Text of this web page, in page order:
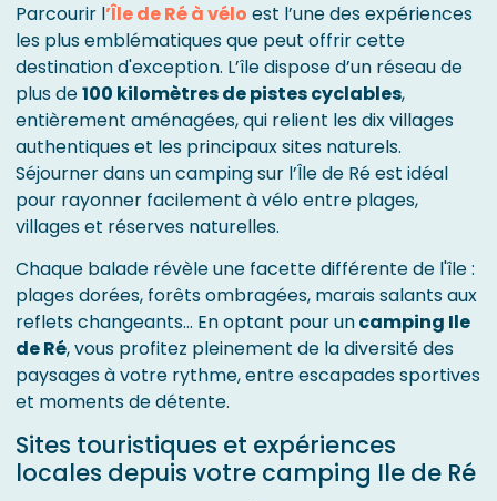
Parcourir l’Île de Ré à vélo est l’une des expériences
les plus emblématiques que peut offrir cette
destination d'exception. L’île dispose d’un réseau de
plus de100 kilomètres de pistes cyclables,
entièrement aménagées, qui relient les dix villages
authentiques et les principaux sites naturels.
Séjourner dans un camping sur l’Île de Ré est idéal
pour rayonner facilement à vélo entre plages,
villages et réserves naturelles.
Chaque balade révèle une facette différente de l'île :
plages dorées, forêts ombragées, marais salants aux
reflets changeants… En optant pour uncamping Ile
de Ré, vous profitez pleinement de la diversité des
paysages à votre rythme, entre escapades sportives
et moments de détente.
Sites touristiques et expériences
locales depuis votre camping Ile de Ré